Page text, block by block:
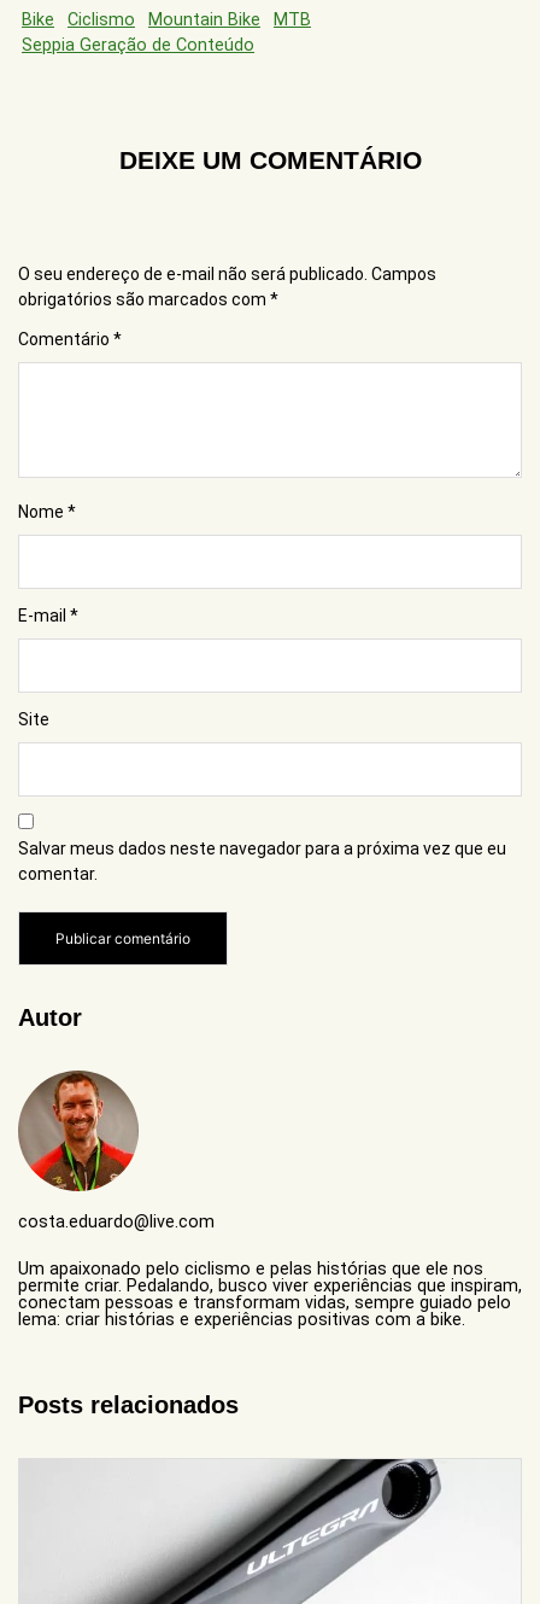
Bike Ciclismo Mountain Bike
MTB
Seppia Geração de Conteúdo
DEIXE UM COMENTÁRIO
O seu endereço de e-mail não será publicado. Campos
obrigatórios são marcados com *
Comentário *
Nome *
E-mail *
Site
Salvar meus dados neste navegador para a próxima vez que eu
comentar.
Autor
costa.eduardo@live.com
Um apaixonado pelo ciclismo e pelas histórias que ele nos
permite criar. Pedalando, busco viver experiências que inspiram,
conectam pessoas e transformam vidas, sempre guiado pelo
lema: criar histórias e experiências positivas com a bike.
Posts relacionados